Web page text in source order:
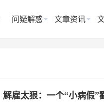
问疑解惑 文章资讯
雇太狠：一个“小病假”